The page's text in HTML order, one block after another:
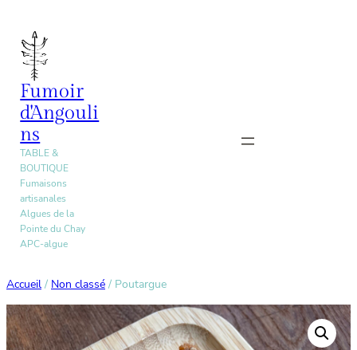
au
contenu
Fumoir
d'Angouli
ns
TABLE &
BOUTIQUE
Fumaisons
artisanales
Algues de la
Pointe du Chay
APC-algue
Accueil / Non classé / Poutargue